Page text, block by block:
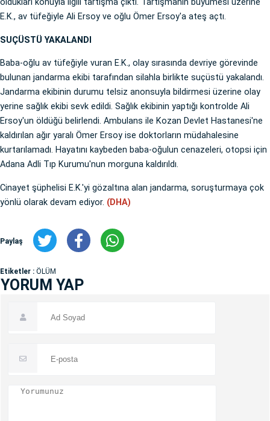
oldukları konuyla ilgili tartışma çıktı. Tartışmanın büyümesi üzerine
E.K., av tüfeğiyle Ali Ersoy ve oğlu Ömer Ersoy'a ateş açtı.
SUÇÜSTÜ YAKALANDI
Baba-oğlu av tüfeğiyle vuran E.K., olay sırasında devriye görevinde
bulunan jandarma ekibi tarafından silahla birlikte suçüstü yakalandı.
Jandarma ekibinin durumu telsiz anonsuyla bildirmesi üzerine olay
yerine sağlık ekibi sevk edildi. Sağlık ekibinin yaptığı kontrolde Ali
Ersoy'un öldüğü belirlendi. Ambulans ile Kozan Devlet Hastanesi'ne
kaldırılan ağır yaralı Ömer Ersoy ise doktorların müdahalesine
kurtarılamadı. Hayatını kaybeden baba-oğulun cenazeleri, otopsi için
Adana Adli Tıp Kurumu'nun morguna kaldırıldı.
Cinayet şüphelisi E.K.'yi gözaltına alan jandarma, soruşturmaya çok
yönlü olarak devam ediyor. (DHA)
Paylaş
Etiketler : ÖLÜM
YORUM YAP